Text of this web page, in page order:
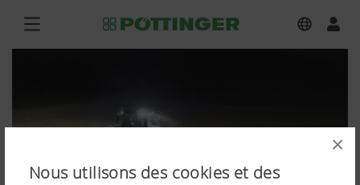
×
Nous utilisons des cookies et des